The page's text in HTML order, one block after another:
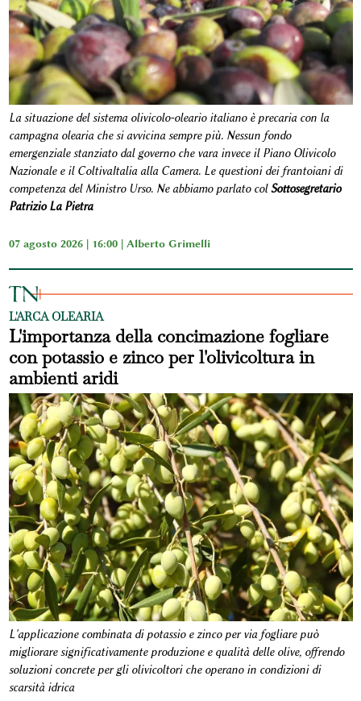
La situazione del sistema olivicolo-oleario italiano è precaria con la
campagna olearia che si avvicina sempre più. Nessun fondo
emergenziale stanziato dal governo che vara invece il Piano Olivicolo
Nazionale e il ColtivaItalia alla Camera. Le questioni dei frantoiani di
competenza del Ministro Urso. Ne abbiamo parlato colSottosegretario
Patrizio La Pietra
07 agosto 2026 | 16:00 | Alberto Grimelli
L'ARCA OLEARIA
L'importanza della concimazione fogliare
con potassio e zinco per l'olivicoltura in
ambienti aridi
L'applicazione combinata di potassio e zinco per via fogliare può
migliorare significativamente produzione e qualità delle olive, offrendo
soluzioni concrete per gli olivicoltori che operano in condizioni di
scarsità idrica